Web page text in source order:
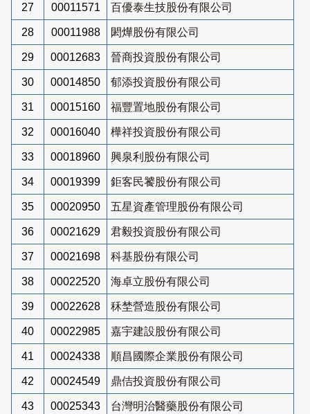
27 00011571 百優泰生技股份有限公司
28 00011988 閎燁股份有限公司
29 00012683 晉商投資股份有限公司
30 00014850 郁添投資股份有限公司
31 00015160 福豐置地股份有限公司
32 00016040 樺祥投資股份有限公司
33 00018960 興泉利股份有限公司
34 00019399 鉅客民饕股份有限公司
35 00020950 五星資產管理股份有限公司
36 00021629 君毅投資股份有限公司
37 00021698 科基股份有限公司
38 00022520 海卓立股份有限公司
39 00022628 秝埜營造股份有限公司
40 00022985 嘉宇建設股份有限公司
41 00024338 順昌國際企業股份有限公司
42 00024549 鼎佶投資股份有限公司
43 00025343 台灣明治醫藥股份有限公司